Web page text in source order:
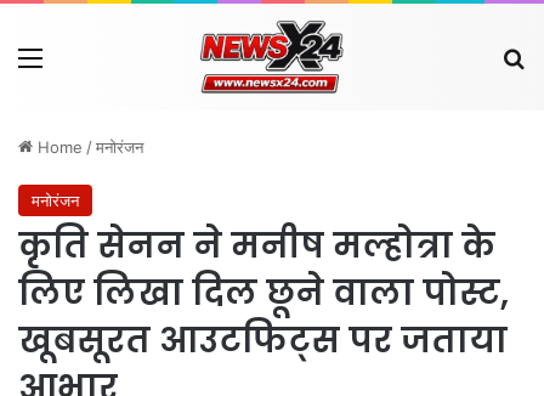
Menu
Home /मनोरंजन
मनोरंजन
कृति सेनन ने मनीष मल्होत्रा के
लिए लिखा दिल छूने वाला पोस्ट,
खूबसूरत आउटफिट्स पर जताया